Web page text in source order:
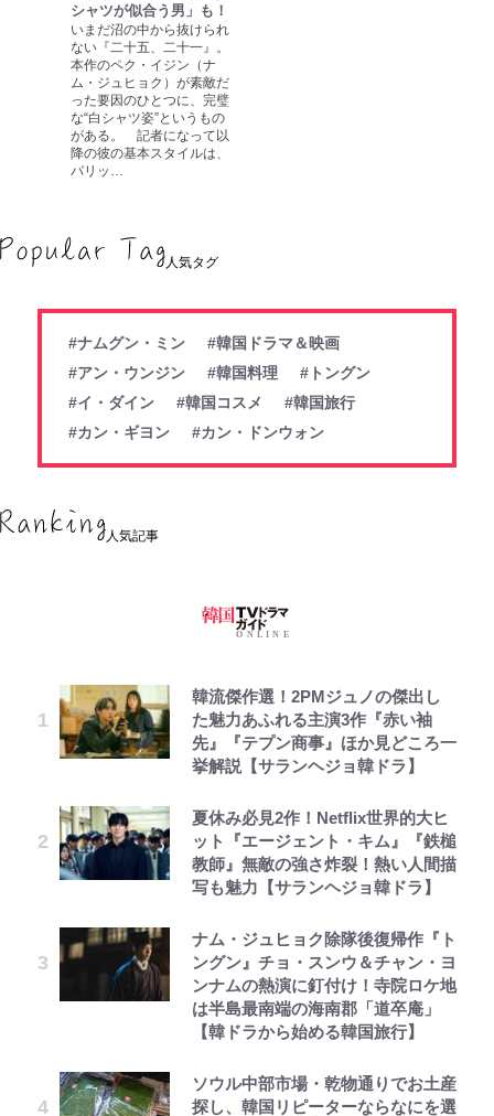
シャツが似合う男」も！
いまだ沼の中から抜けられ
ない『二十五、二十一』。
本作のペク・イジン（ナ
ム・ジュヒョク）が素敵だ
った要因のひとつに、完璧
な“白シャツ姿”というもの
がある。 記者になって以
降の彼の基本スタイルは、
パリッ…
人気タグ
#ナムグン・ミン
#韓国ドラマ＆映画
#アン・ウンジン
#韓国料理
#トングン
#イ・ダイン
#韓国コスメ
#韓国旅行
#カン・ギヨン
#カン・ドンウォン
人気記事
韓流傑作選！2PMジュノの傑出し
た魅力あふれる主演3作『赤い袖
先』『テプン商事』ほか見どころ一
挙解説【サランヘジョ韓ドラ】
夏休み必見2作！Netflix世界的大ヒ
ット『エージェント・キム』『鉄槌
教師』無敵の強さ炸裂！熱い人間描
写も魅力【サランヘジョ韓ドラ】
ナム・ジュヒョク除隊後復帰作『ト
ングン』チョ・スンウ＆チャン・ヨ
ンナムの熱演に釘付け！寺院ロケ地
は半島最南端の海南郡「道卒庵」
【韓ドラから始める韓国旅行】
ソウル中部市場・乾物通りでお土産
探し、韓国リピーターならなにを選